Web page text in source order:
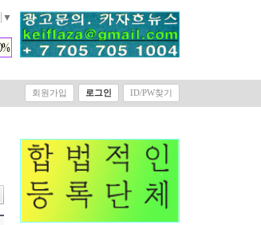
▼
회원가입 로그인 ID/PW찾기